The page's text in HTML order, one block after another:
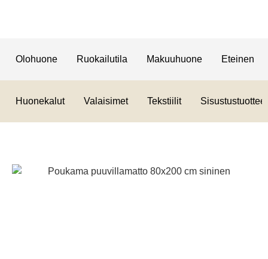
Olohuone Ruokailutila Makuuhuone Eteinen
Huonekalut Valaisimet Tekstiilit Sisustustuotteet